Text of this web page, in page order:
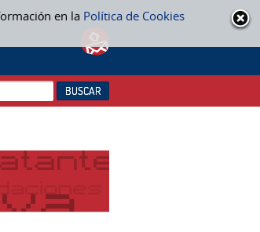
en la Política de Cookies